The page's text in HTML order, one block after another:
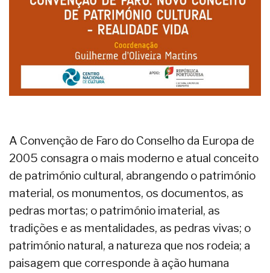
A Convenção de Faro do Conselho da Europa de
2005 consagra o mais moderno e atual conceito
de património cultural, abrangendo o património
material, os monumentos, os documentos, as
pedras mortas; o património imaterial, as
tradições e as mentalidades, as pedras vivas; o
património natural, a natureza que nos rodeia; a
paisagem que corresponde à ação humana